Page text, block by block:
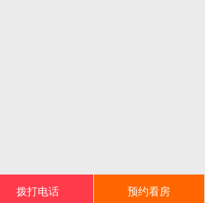
拨打电话 预约看房